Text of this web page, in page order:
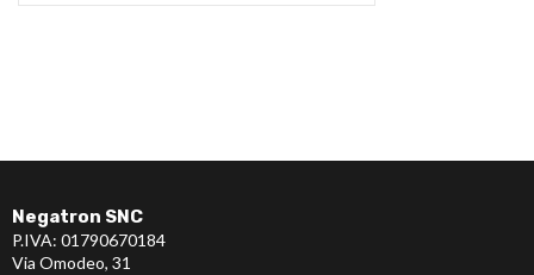
Negatron SNC
P.IVA: 01790670184
Via Omodeo, 31